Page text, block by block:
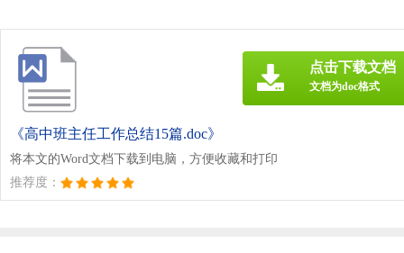
《高中班主任工作总结15篇.doc》
将本文的Word文档下载到电脑，方便收藏和打印
推荐度：
点击下载文档
文档为doc格式